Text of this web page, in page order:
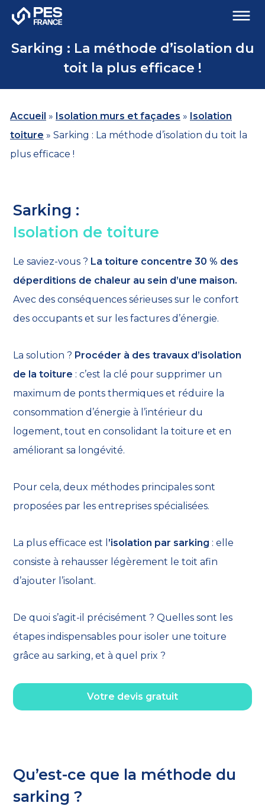
Sarking : La méthode d’isolation du
toit la plus efficace !
Accueil » Isolation murs et façades » Isolation
toiture » Sarking : La méthode d’isolation du toit la
plus efficace !
Sarking :
Isolation de toiture
Le saviez-vous ? La toiture concentre 30 % des
déperditions de chaleur au sein d’une maison.
Avec des conséquences sérieuses sur le confort
des occupants et sur les factures d’énergie.
La solution ? Procéder à des travaux d’isolation
de la toiture : c’est la clé pour supprimer un
maximum de ponts thermiques et réduire la
consommation d’énergie à l’intérieur du
logement, tout en consolidant la toiture et en
améliorant sa longévité.
Pour cela, deux méthodes principales sont
proposées par les entreprises spécialisées.
La plus efficace est l ’isolation par sarking : elle
consiste à rehausser légèrement le toit afin
d’ajouter l’isolant.
De quoi s’agit-il précisément ? Quelles sont les
étapes indispensables pour isoler une toiture
grâce au sarking, et à quel prix ?
Votre devis gratuit
Qu’est-ce que la méthode du
sarking ?